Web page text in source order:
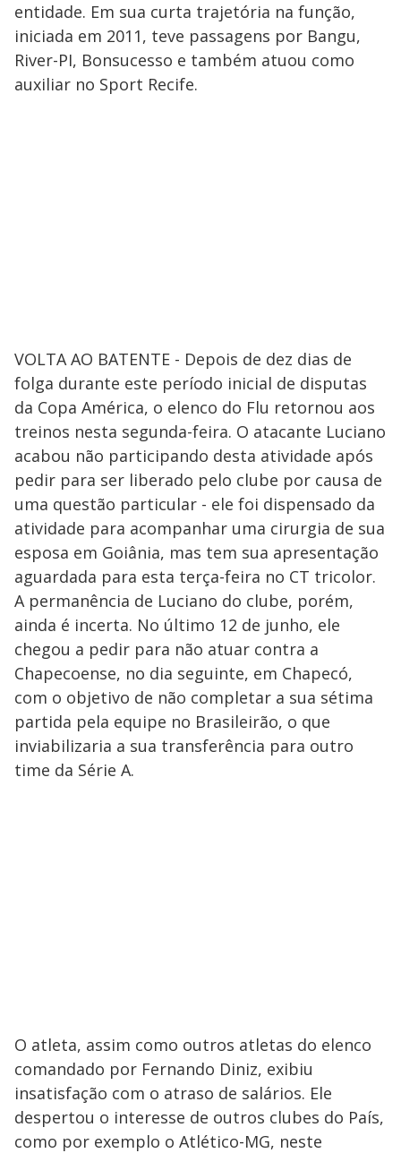
entidade. Em sua curta trajetória na função,
iniciada em 2011, teve passagens por Bangu,
River-PI, Bonsucesso e também atuou como
auxiliar no Sport Recife.
VOLTA AO BATENTE - Depois de dez dias de
folga durante este período inicial de disputas
da Copa América, o elenco do Flu retornou aos
treinos nesta segunda-feira. O atacante Luciano
acabou não participando desta atividade após
pedir para ser liberado pelo clube por causa de
uma questão particular - ele foi dispensado da
atividade para acompanhar uma cirurgia de sua
esposa em Goiânia, mas tem sua apresentação
aguardada para esta terça-feira no CT tricolor.
A permanência de Luciano do clube, porém,
ainda é incerta. No último 12 de junho, ele
chegou a pedir para não atuar contra a
Chapecoense, no dia seguinte, em Chapecó,
com o objetivo de não completar a sua sétima
partida pela equipe no Brasileirão, o que
inviabilizaria a sua transferência para outro
time da Série A.
O atleta, assim como outros atletas do elenco
comandado por Fernando Diniz, exibiu
insatisfação com o atraso de salários. Ele
despertou o interesse de outros clubes do País,
como por exemplo o Atlético-MG, neste